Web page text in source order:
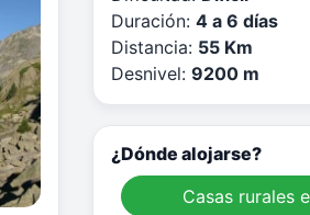
Duración:4 a 6 días
Distancia: 55 Km
Desnivel:9200 m
¿Dónde alojarse?
Casas rurales